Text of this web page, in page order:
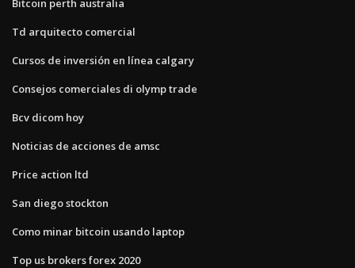
Bitcoin perth australia
Td arquitecto comercial
Cursos de inversión en línea calgary
Consejos comerciales di olymp trade
Bcv dicom hoy
Noticias de acciones de amsc
Price action ltd
San diego stockton
Como minar bitcoin usando laptop
Top us brokers forex 2020